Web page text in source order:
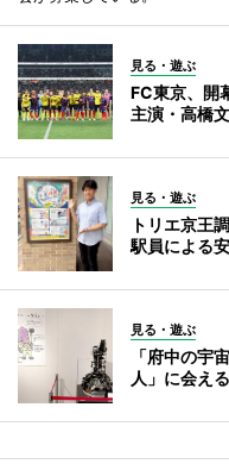
見る・遊ぶ
FC東京、開
主演・高橋
見る・遊ぶ
トリエ京王
駅員による
見る・遊ぶ
「府中の宇
人」に会え